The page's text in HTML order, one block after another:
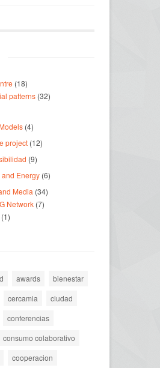
(18)
patterns (32)
(4)
project (12)
(9)
Energy (6)
Media (34)
Network (7)
(1)
awards
bienestar
cercamia
ciudad
conferencias
consumo colaborativo
cooperacion